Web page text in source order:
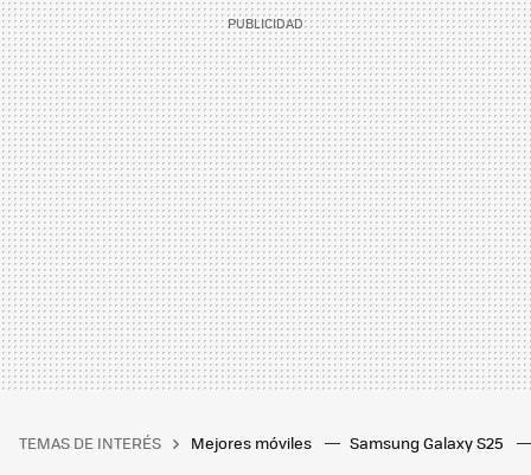
TEMAS DE INTERÉS Mejores móviles Samsung Galaxy S25